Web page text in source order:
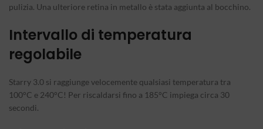
pulizia. Una ulteriore retina in metallo è stata aggiunta al bocchino.
Intervallo di temperatura
regolabile
Starry 3.0 si raggiunge velocemente qualsiasi temperatura tra
100°C e 240°C! Per riscaldarsi fino a 185°C impiega circa 30
secondi.